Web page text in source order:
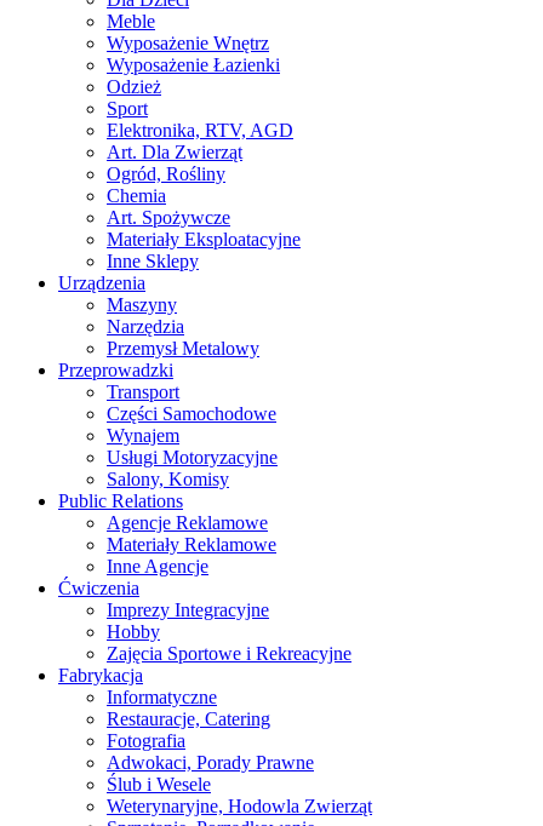
Meble
Wyposażenie Wnętrz
Wyposażenie Łazienki
Odzież
Sport
Elektronika, RTV, AGD
Art. Dla Zwierząt
Ogród, Rośliny
Chemia
Art. Spożywcze
Materiały Eksploatacyjne
Inne Sklepy
Urządzenia
Maszyny
Narzędzia
Przemysł Metalowy
Przeprowadzki
Transport
Części Samochodowe
Wynajem
Usługi Motoryzacyjne
Salony, Komisy
Public Relations
Agencje Reklamowe
Materiały Reklamowe
Inne Agencje
Ćwiczenia
Imprezy Integracyjne
Hobby
Zajęcia Sportowe i Rekreacyjne
Fabrykacja
Informatyczne
Restauracje, Catering
Fotografia
Adwokaci, Porady Prawne
Ślub i Wesele
Weterynaryjne, Hodowla Zwierząt